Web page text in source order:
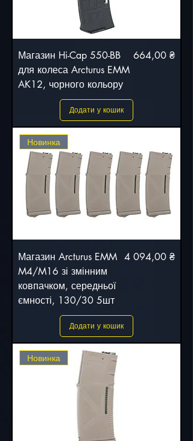
Магазин Hi-Cap 550-BB
для колеса Arcturus EMM
AK12, чорного кольору
Ціна
664,00 ₴
Додати у кошик
Новинка
Магазин Arcturus EMM
M4/M16 зі змінним
ковпачком, середньої
ємності, 130/30 5шт
Ціна
4 094,00 ₴
Додати у кошик
Новинка